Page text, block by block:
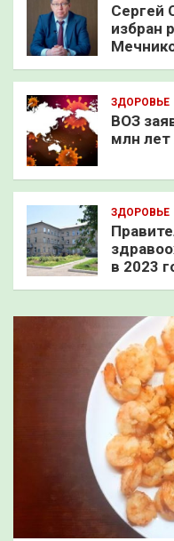
Сергей
избран
ЗДОРОВЬЕ
ВОЗ
млн лет
ЗДОРОВЬЕ
в 2023